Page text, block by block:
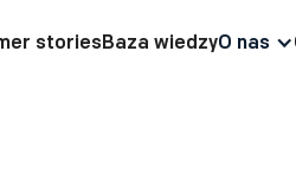
storiesBaza wiedzyO nas